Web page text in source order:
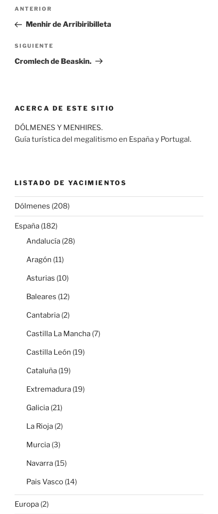
Navegación
entradas
Entrada
anterior:
ANTERIOR
Menhir de Arribiribilleta
Siguiente
entrada
SIGUIENTE
Cromlech de Beaskin.
ACERCA DE ESTE SITIO
DÓLMENES Y MENHIRES.
Guía turística del megalitismo en España y Portugal.
LISTADO DE YACIMIENTOS
Dólmenes (208)
España (182)
Andalucía (28)
Aragón (11)
Asturias (10)
Baleares (12)
Cantabria (2)
Castilla La Mancha (7)
Castilla León (19)
Cataluña (19)
Extremadura (19)
Galicia (21)
La Rioja (2)
Murcia (3)
Navarra (15)
Pais Vasco (14)
Europa (2)